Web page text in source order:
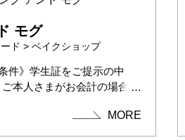
モグ
> ベイクショップ
件》学生証をご提示の中
本人さまがお会計の場合※
MORE